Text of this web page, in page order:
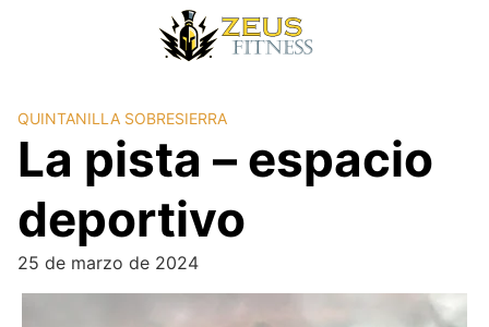
QUINTANILLA SOBRESIERRA
La pista – espacio
deportivo
25 de marzo de 2024